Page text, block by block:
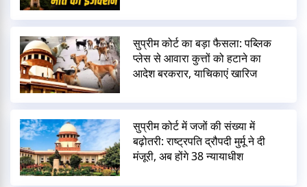
सुप्रीम कोर्ट का बड़ा फैसला: पब्लिक
प्लेस से आवारा कुत्तों को हटाने का
आदेश बरकरार, याचिकाएं खारिज
सुप्रीम कोर्ट में जजों की संख्या में
बढ़ोतरी: राष्ट्रपति द्रौपदी मुर्मू ने दी
मंजूरी, अब होंगे 38 न्यायाधीश